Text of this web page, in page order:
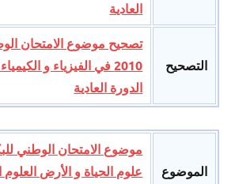
العادية
التصحيح
تصحيح موضوع الامتحان
2010 في الفيزياء و
الدورة العادية
الموضوع
علوم الحياة و الأرض العلوم